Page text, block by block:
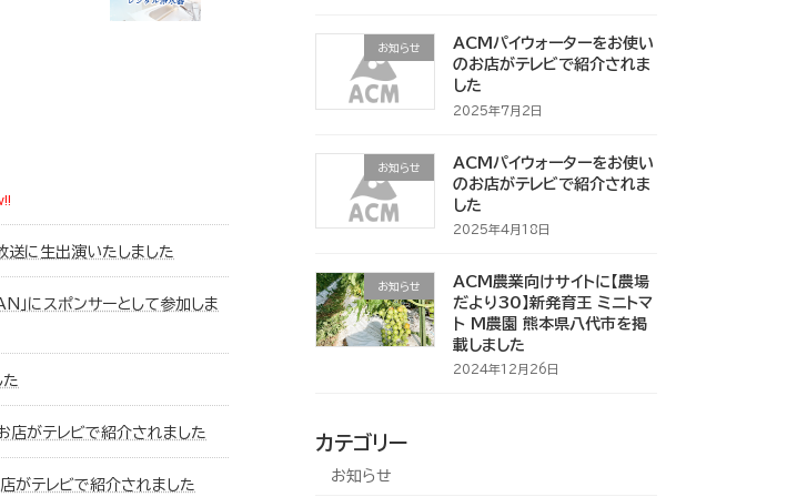
に生出演いたしました
にスポンサーとして参加しま
た
店がテレビで紹介されました
がテレビで紹介されました
お知らせ
ACMパイウォーターをお使い
のお店がテレビで紹介されま
した
2025年7月2日
お知らせ
ACMパイウォーターをお使い
のお店がテレビで紹介されま
した
2025年4月18日
お知らせ
ACM農業向けサイトに【農場
だより30】新発育王 ミニトマ
ト M農園 熊本県八代市を掲
載しました
2024年12月26日
カテゴリー
お知らせ